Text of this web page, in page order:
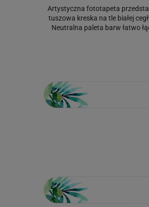
Artystyczna fototapeta
tuszowa kreska na tle białej
Neutralna paleta barw łatwo